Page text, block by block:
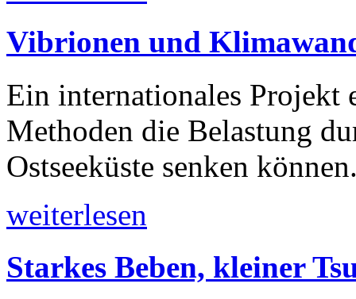
Vibrionen und
Ein internationales Projekt
Methoden die Belastung
Ostseeküste senken
weiterlesen
Starkes Beben, kleiner